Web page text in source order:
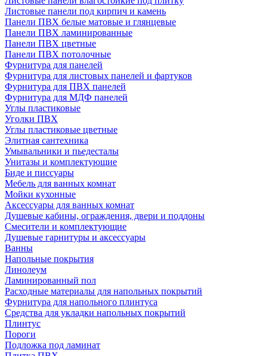
Листовые панели под кирпич и камень
Панели ПВХ белые матовые и глянцевые
Панели ПВХ ламинированные
Панели ПВХ цветные
Панели ПВХ потолочные
Фурнитура для панелей
Фурнитура для листовых панелей и фартуков
Фурнитура для ПВХ панелей
Фурнитура для МДФ панелей
Углы пластиковые
Уголки ПВХ
Углы пластиковые цветные
Элитная сантехника
Умывальники и пьедесталы
Унитазы и комплектующие
Биде и писсуары
Мебель для ванных комнат
Мойки кухонные
Аксессуары для ванных комнат
Душевые кабины, ограждения, двери и поддоны
Смесители и комплектующие
Душевые гарнитуры и аксессуары
Ванны
Напольные покрытия
Линолеум
Ламинированный пол
Расходные материалы для напольных покрытий
Фурнитура для напольного плинтуса
Средства для укладки напольных покрытий
Плинтус
Пороги
Подложка под ламинат